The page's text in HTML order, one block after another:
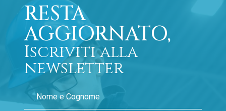
RESTA
AGGIORNATO,
Iscriviti alla
newsletter